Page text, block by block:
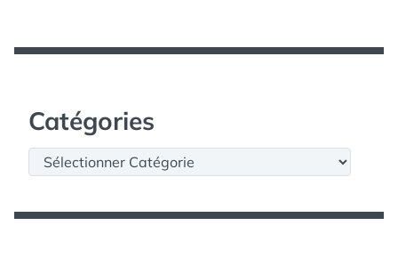
Catégories
Catégories